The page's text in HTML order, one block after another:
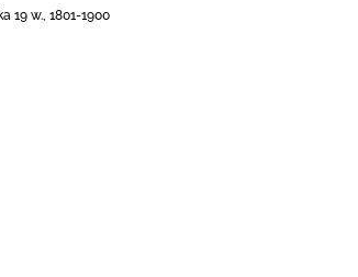
19 w., 1801-1900